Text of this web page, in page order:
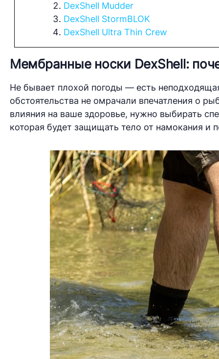
DexShell Mudder
DexShell StormBLOK
DexShell Ultra Thin Crew
Мембранные носки DexShell:
Не бывает плохой погоды — есть
обстоятельства не омрачали впечатления о
влияния на ваше здоровье, нужно выбирать
которая будет защищать тело от намокания и